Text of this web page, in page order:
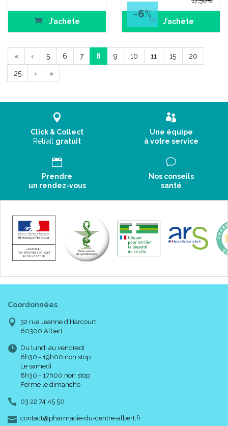
J’achète
-6%
J’achète
« ‹ 5 6 7 8 9 10 11 15 20
25 › »
Click & Collect
Retrait gratuit
Une équipe
à votre service
Prendre
un rendez-vous
Nos conseils
santé
Coordonnées
32 rue Jeanne d’Harcourt
80300 Albert
Du lundi au vendredi
8h30 - 19h00 non stop
Le samedi
8h30 - 17h00 non stop
Fermé le dimanche
03 22 74 45 50
contact-
@-
pharmacie-du-centre-albert.fr